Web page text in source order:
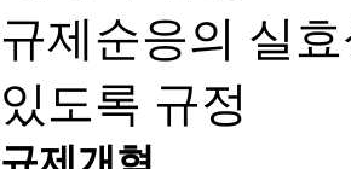
규제순응의 실
있도록 규정